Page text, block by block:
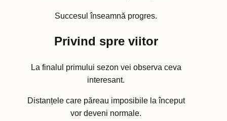
Succesul înseamnă progres.
Privind spre viitor
La finalul primului sezon vei observa ceva
interesant.
Distanțele care păreau imposibile la început
vor deveni normale.